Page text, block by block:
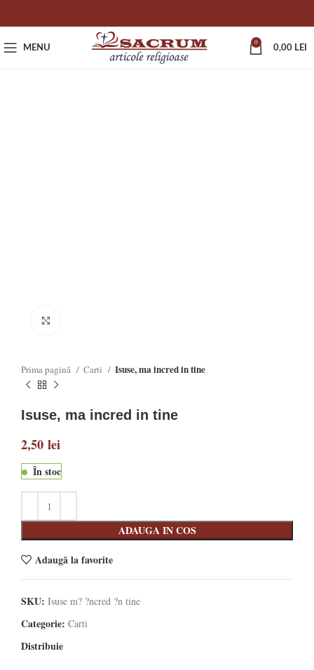
MENU
0
0,00 LEI
Prima pagină Carti Isuse, ma incred in tine
Isuse, ma incred in tine
2,50 lei
În stoc
ADAUGA IN COS
Adaugă la favorite
SKU: Isuse m? ?ncred ?n tine
Categorie: Carti
Distribuie